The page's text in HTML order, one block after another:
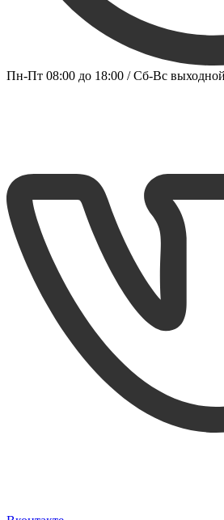
Пн-Пт 08:00 до 18:00 / Сб-Вс выходной